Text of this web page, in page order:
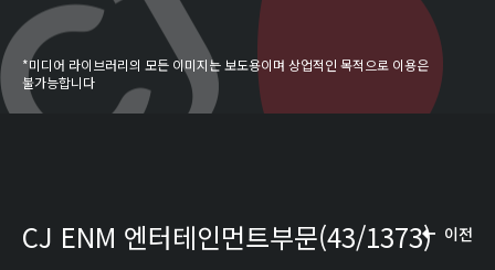
*미디어 라이브러리의 모든 이미지는 보도용이며 상업적인 목적으로 이용은
불가능합니다
이전
CJ ENM 엔터테인먼트부문(43/1373)